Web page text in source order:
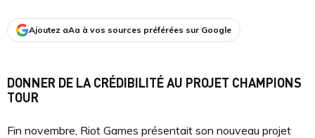
Ajoutez aAa à vos sources préférées sur Google
DONNER DE LA CRÉDIBILITÉ AU PROJET CHAMPIONS
TOUR
Fin novembre, Riot Games présentait son nouveau projet